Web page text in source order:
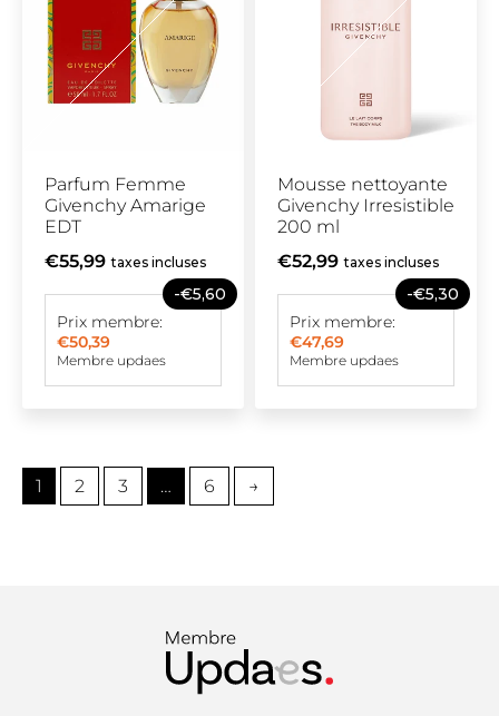
Parfum Femme
Givenchy Amarige
EDT
€55,99 taxes incluses
-€5,60
Prix membre:
€50,39
Membre updaes
Mousse nettoyante
Givenchy Irresistible
200 ml
€52,99 taxes incluses
-€5,30
Prix membre:
€47,69
Membre updaes
1 2 3 … 6 →